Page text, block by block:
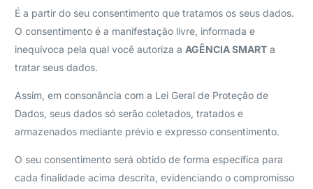
É a partir do seu consentimento que tratamos os seus dados.
O consentimento é a manifestação livre, informada e
inequívoca pela qual você autoriza a AGÊNCIA SMART a
tratar seus dados.
Assim, em consonância com a Lei Geral de Proteção de
Dados, seus dados só serão coletados, tratados e
armazenados mediante prévio e expresso consentimento.
O seu consentimento será obtido de forma específica para
cada finalidade acima descrita, evidenciando o compromisso